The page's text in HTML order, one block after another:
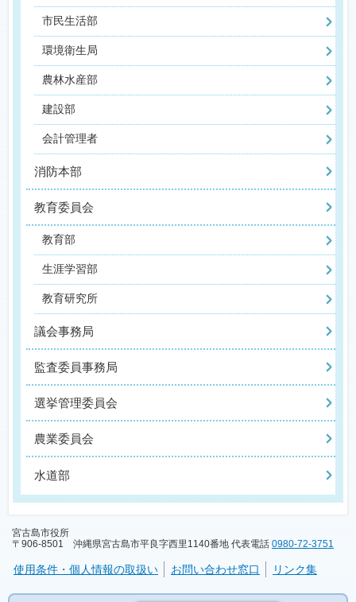
市民生活部
環境衛生局
農林水産部
建設部
会計管理者
消防本部
教育委員会
教育部
生涯学習部
教育研究所
議会事務局
監査委員事務局
選挙管理委員会
農業委員会
水道部
宮古島市役所
〒906-8501 沖縄県宮古島市平良字西里1140番地 代表電話 0980-72-3751
使用条件・個人情報の取扱い お問い合わせ窓口 リンク集